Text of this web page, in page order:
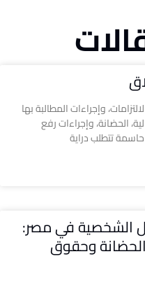
وإجراءات المطالبة بها
الحضانة، وإجراءات رفع
تتطلب دراية
الشخصية في مصر:
وحقوق